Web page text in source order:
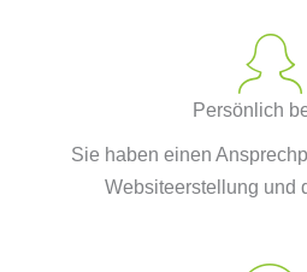
Persönlich
Sie haben einen
Websiteerstellung und